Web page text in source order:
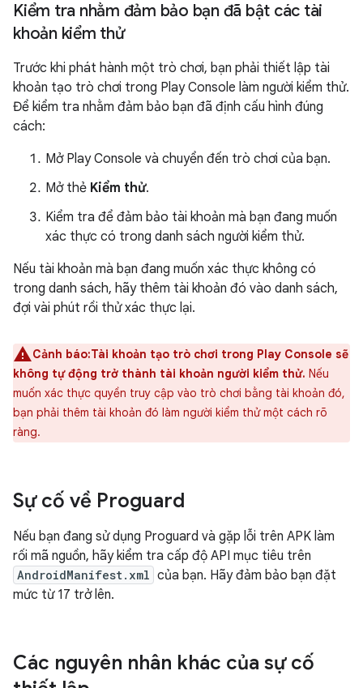
Kiểm tra nhằm đảm bảo bạn đã bật các tài
khoản kiểm thử
Trước khi phát hành một trò chơi, bạn phải thiết lập tài
khoản tạo trò chơi trong Play Console làm người kiểm thử.
Để kiểm tra nhằm đảm bảo bạn đã định cấu hình đúng
cách:
Mở Play Console và chuyển đến trò chơi của bạn.
Mở thẻ Kiểm thử.
Kiểm tra để đảm bảo tài khoản mà bạn đang muốn
xác thực có trong danh sách người kiểm thử.
Nếu tài khoản mà bạn đang muốn xác thực không có
trong danh sách, hãy thêm tài khoản đó vào danh sách,
đợi vài phút rồi thử xác thực lại.
Cảnh báo:Tài khoản tạo trò chơi trong Play Console sẽ
không tự động trở thành tài khoản người kiểm thử. Nếu
muốn xác thực quyền truy cập vào trò chơi bằng tài khoản đó,
bạn phải thêm tài khoản đó làm người kiểm thử một cách rõ
ràng.
Sự cố về Proguard
Nếu bạn đang sử dụng Proguard và gặp lỗi trên APK làm
rối mã nguồn, hãy kiểm tra cấp độ API mục tiêu trên
AndroidManifest.xml của bạn. Hãy đảm bảo bạn đặt
mức từ 17 trở lên.
Các nguyên nhân khác của sự cố